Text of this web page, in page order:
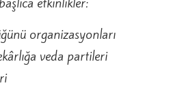
organizasyonları
veda partileri